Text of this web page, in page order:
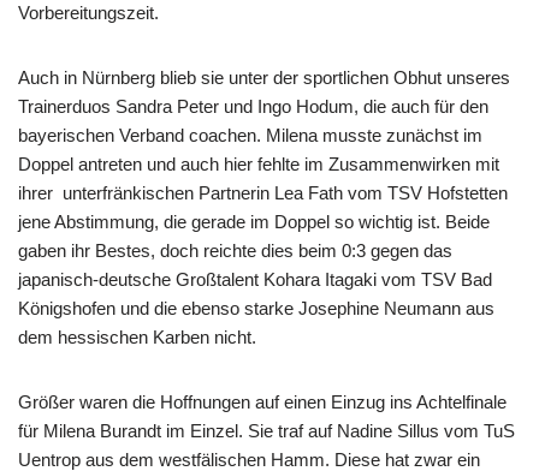
Vorbereitungszeit.
Auch in Nürnberg blieb sie unter der sportlichen Obhut unseres
Trainerduos Sandra Peter und Ingo Hodum, die auch für den
bayerischen Verband coachen. Milena musste zunächst im
Doppel antreten und auch hier fehlte im Zusammenwirken mit
ihrer unterfränkischen Partnerin Lea Fath vom TSV Hofstetten
jene Abstimmung, die gerade im Doppel so wichtig ist. Beide
gaben ihr Bestes, doch reichte dies beim 0:3 gegen das
japanisch-deutsche Großtalent Kohara Itagaki vom TSV Bad
Königshofen und die ebenso starke Josephine Neumann aus
dem hessischen Karben nicht.
Größer waren die Hoffnungen auf einen Einzug ins Achtelfinale
für Milena Burandt im Einzel. Sie traf auf Nadine Sillus vom TuS
Uentrop aus dem westfälischen Hamm. Diese hat zwar ein